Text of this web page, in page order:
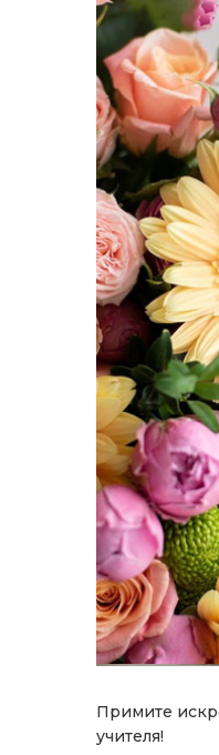
Примите
учителя!